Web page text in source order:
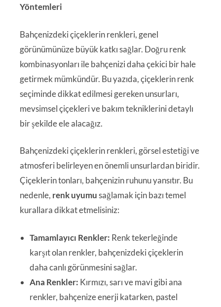
Yöntemleri
Bahçenizdeki çiçeklerin renkleri, genel
görünümünüze büyük katkı sağlar. Doğru renk
kombinasyonları ile bahçenizi daha çekici bir hale
getirmek mümkündür. Bu yazıda, çiçeklerin renk
seçiminde dikkat edilmesi gereken unsurları,
mevsimsel çiçekleri ve bakım tekniklerini detaylı
bir şekilde ele alacağız.
Bahçenizdeki çiçeklerin renkleri, görsel estetiği ve
atmosferi belirleyen en önemli unsurlardan biridir.
Çiçeklerin tonları, bahçenizin ruhunu yansıtır. Bu
nedenle, renk uyumusağlamak için bazı temel
kurallara dikkat etmelisiniz:
Tamamlayıcı Renkler: Renk tekerleğinde
karşıt olan renkler, bahçenizdeki çiçeklerin
daha canlı görünmesini sağlar.
Ana Renkler: Kırmızı, sarı ve mavi gibi ana
renkler, bahçenize enerji katarken, pastel